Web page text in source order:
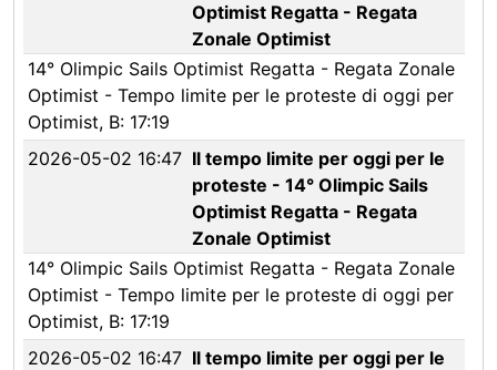
Optimist Regatta - Regata
Zonale Optimist
14° Olimpic Sails Optimist Regatta - Regata Zonale
Optimist - Tempo limite per le proteste di oggi per
Optimist, B: 17:19
2026-05-02 16:47 Il tempo limite per oggi per le
proteste - 14° Olimpic Sails
Optimist Regatta - Regata
Zonale Optimist
14° Olimpic Sails Optimist Regatta - Regata Zonale
Optimist - Tempo limite per le proteste di oggi per
Optimist, B: 17:19
2026-05-02 16:47 Il tempo limite per oggi per le